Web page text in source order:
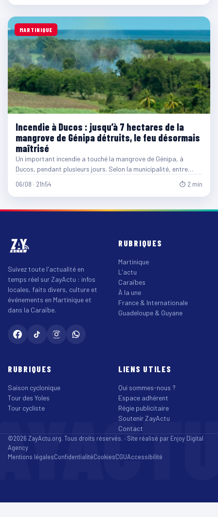
MARTINIQUE
Incendie à Ducos : jusqu’à 7 hectares de la
mangrove de Génipa détruits, le feu désormais
maîtrisé
Un important incendie a touché la mangrove de Génipa, à
Ducos, pendant plusieurs jours. Selon la municipalité, entre…
06/08 · 21h54 ⏱ 2 min
Suivez toute l'actualité en
temps réel sur ZayActu : infos
locales, faits divers, culture et
événements en Martinique et
dans la Caraïbe.
RUBRIQUES
Martinique
L'actu
Caraïbes
À la une
France & Internationale
Guadeloupe & Guyane
RUBRIQUES
Saison cyclonique
Tour des Yoles
Tour cycliste
LIENS UTILES
Qui sommes-nous ?
Espace adhérent
Régie publicitaire
Soutenir ZayActu
Contact
©2026 ZayActu.org. Tous droits réservés. · Site réalisé par Enjoy Digital
Agency
Mentions légalesConfidentialitéCookiesCGUAccessibilité